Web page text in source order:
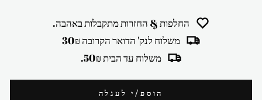
החלפות & החזרות מתקבלות באהבה.
משלוח לנק' הדואר הקרובה 30₪
משלוח עד הבית 50₪.
הוספ/י לעגלה